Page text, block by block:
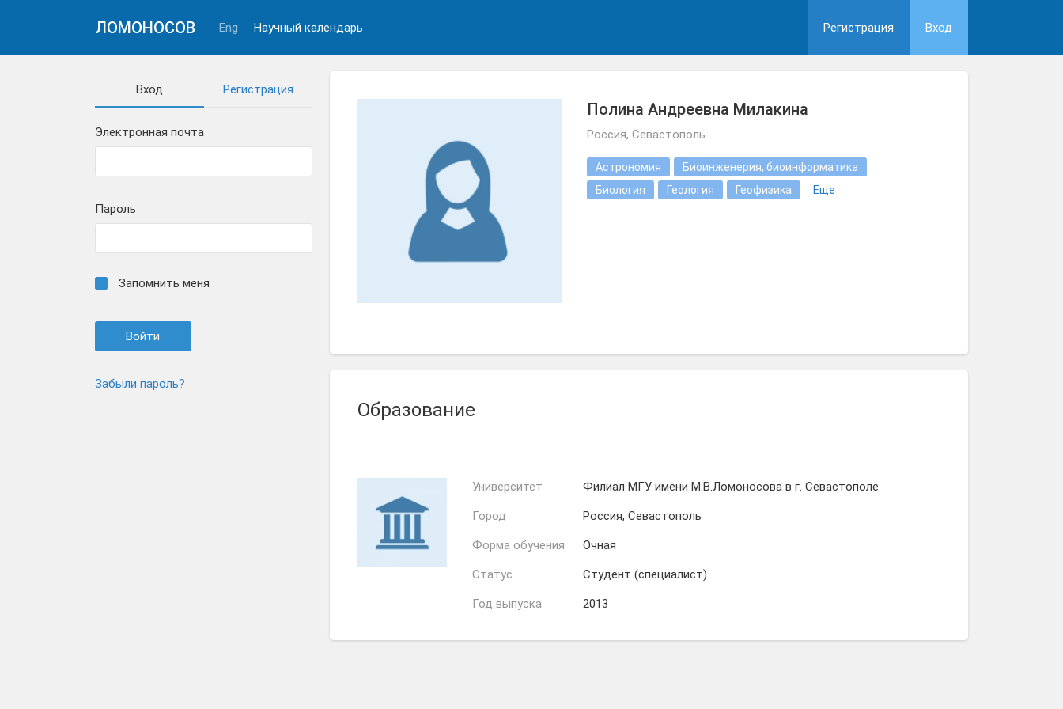
ЛОМОНОСОВ Eng Научный календарь Регистрация Вход
Вход Регистрация
Электронная почта
Пароль
Запомнить меня
Забыли пароль?
Полина Андреевна Милакина
Россия, Севастополь
Астрономия
Биоинженерия, биоинформатика
Биология
Геология Геофизика Еще
Образование
Университет Филиал МГУ имени М.В.Ломоносова в г. Севастополе
Город Россия, Севастополь
Форма обучения Очная
Статус Студент (специалист)
Год выпуска 2013